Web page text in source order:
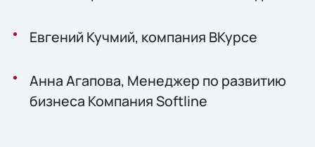
Евгений Кучмий, компания ВКурсе
Анна Агапова, Менеджер по развитию
бизнеса Компания Softline